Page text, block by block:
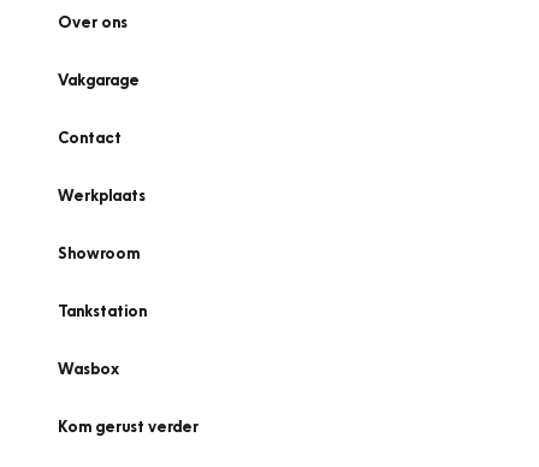
Over ons
Vakgarage
Contact
Werkplaats
Showroom
Tankstation
Wasbox
Kom gerust verder